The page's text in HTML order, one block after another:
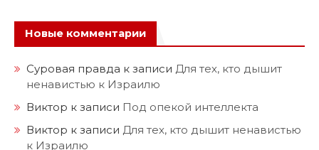
Новые комментарии
Суровая правда к записи Для тех, кто дышит
ненавистью к Израилю
Виктор к записи Под опекой интеллекта
Виктор к записи Для тех, кто дышит ненавистью
к Израилю